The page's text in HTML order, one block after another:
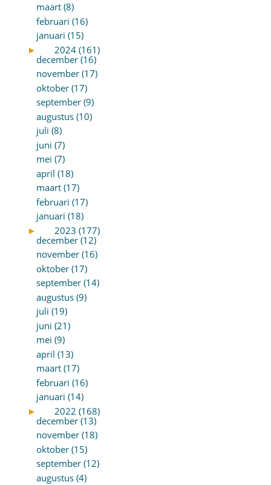
maart (8)
februari (16)
januari (15)
►
2024 (161)
december (16)
november (17)
oktober (17)
september (9)
augustus (10)
juli (8)
juni (7)
mei (7)
april (18)
maart (17)
februari (17)
januari (18)
►
2023 (177)
december (12)
november (16)
oktober (17)
september (14)
augustus (9)
juli (19)
juni (21)
mei (9)
april (13)
maart (17)
februari (16)
januari (14)
►
2022 (168)
december (13)
november (18)
oktober (15)
september (12)
augustus (4)